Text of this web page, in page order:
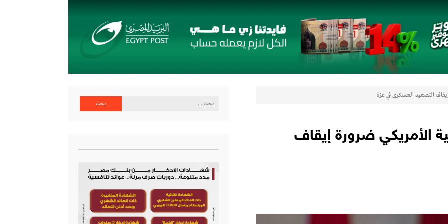
مع أومودا وجايكو باستثمار 5 مليار جنيه لدعم قطاع السيارات في مصر
دوت كوم» تعلنان شراكة لشراء سيارات ميتسوبيشي أونلاين
الجديدة بأول سبعة مقاعد من أوبل في مصر
حضورها في سوق تحويلات المصريين بالخارج
التصعيد العسكري في غزة
الأمريكي ضرورة إيقاف
البحث